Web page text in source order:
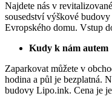
Najdete nás v
sousedství výškové
Evropského domu. Vstup
Kudy k nám autem
Zaparkovat můžete v
hodina a půl je bezplatná.
budovy Lipo.ink. Cena je